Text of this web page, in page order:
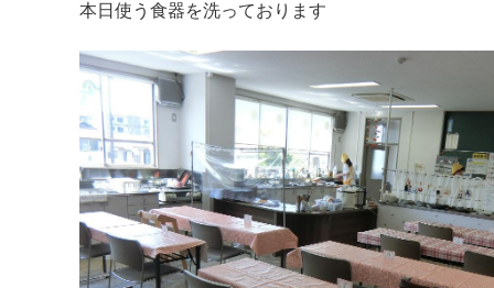
本日使う食器を洗っております